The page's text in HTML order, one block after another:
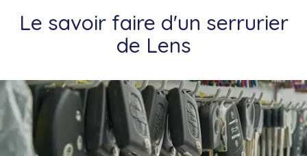
Le savoir faire d'un serrurier
de Lens